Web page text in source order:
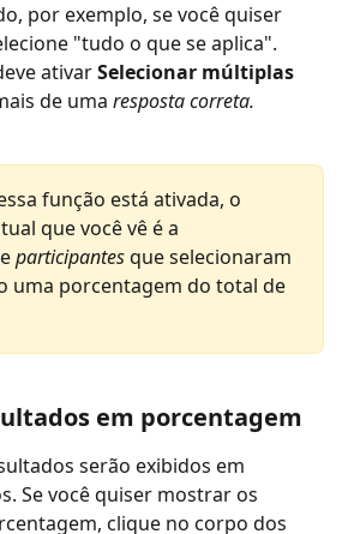
por exemplo, se você quiser
"tudo o que se aplica".
ativar Selecionar múltiplas
de uma resposta correta.
função está ativada, o
que você vê é a
participantes que selecionaram
uma porcentagem do total de
em porcentagem
serão exibidos em
Se você quiser mostrar os
clique no corpo dos